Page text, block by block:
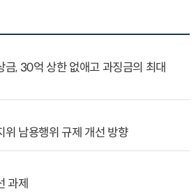
금, 30억 상한 없애고 과징금의 최대
위 남용행위 규제 개선 방향
과제